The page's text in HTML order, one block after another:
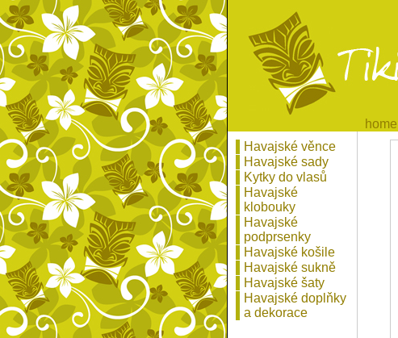
home
home
Havajské věnce
Havajské sady
Kytky do vlasů
Havajské
klobouky
Havajské
podprsenky
Havajské košile
Havajské sukně
Havajské šaty
Havajské doplňky
a dekorace